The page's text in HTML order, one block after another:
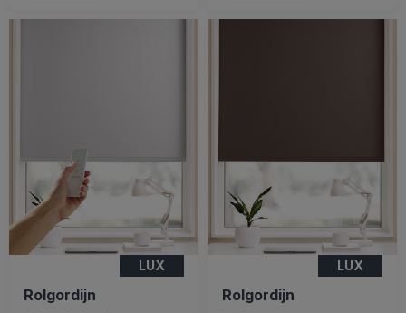
LUX
Rolgordijn
LUX
Rolgordijn